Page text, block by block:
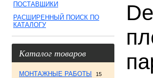
ПОСТАВЩИКИ
РАСШИРЕННЫЙ ПОИСК ПО
КАТАЛОГУ
Каталог товаров
МОНТАЖНЫЕ РАБОТЫ 15